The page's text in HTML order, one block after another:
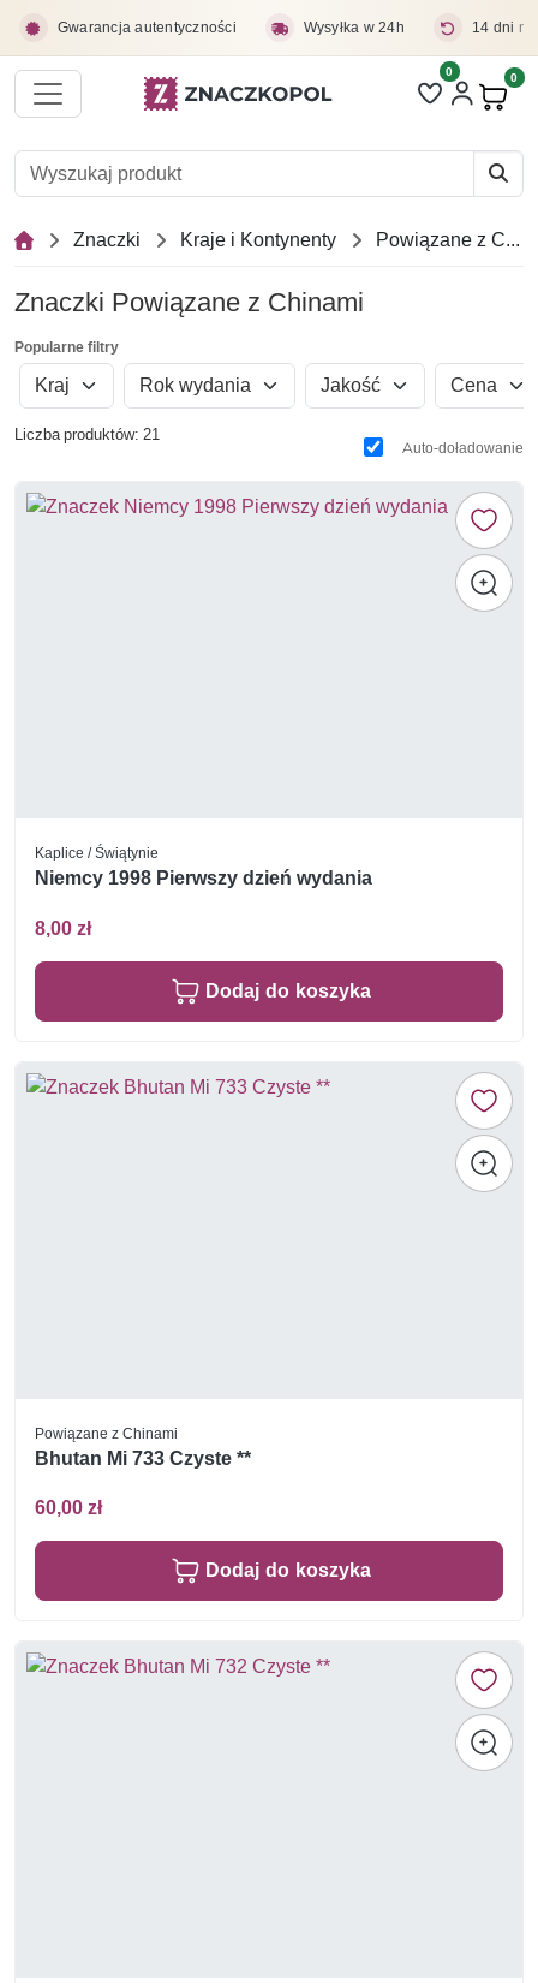
Gwarancja autentyczności Wysyłka w 24h 14 dni
Liczba pozycji
0 0
Znaczki Kraje i Kontynenty Powiązane z Chinami
Znaczki Powiązane z Chinami
Popularne filtry
Kraj Rok wydania Jakość Cena
Liczba produktów: 21
Auto-doładowanie
Kaplice / Świątynie
Niemcy 1998 Pierwszy dzień wydania
8,00 zł
Dodaj do koszyka
Powiązane z Chinami
Bhutan Mi 733 Czyste **
60,00 zł
Dodaj do koszyka